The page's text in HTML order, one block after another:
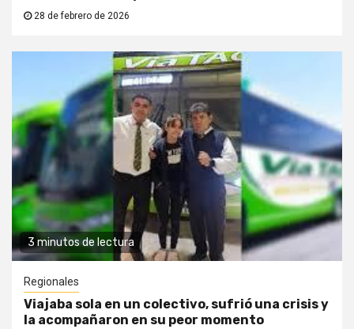
28 de febrero de 2026
3 minutos de lectura
Regionales
Viajaba sola en un colectivo, sufrió una crisis y
la acompañaron en su peor momento